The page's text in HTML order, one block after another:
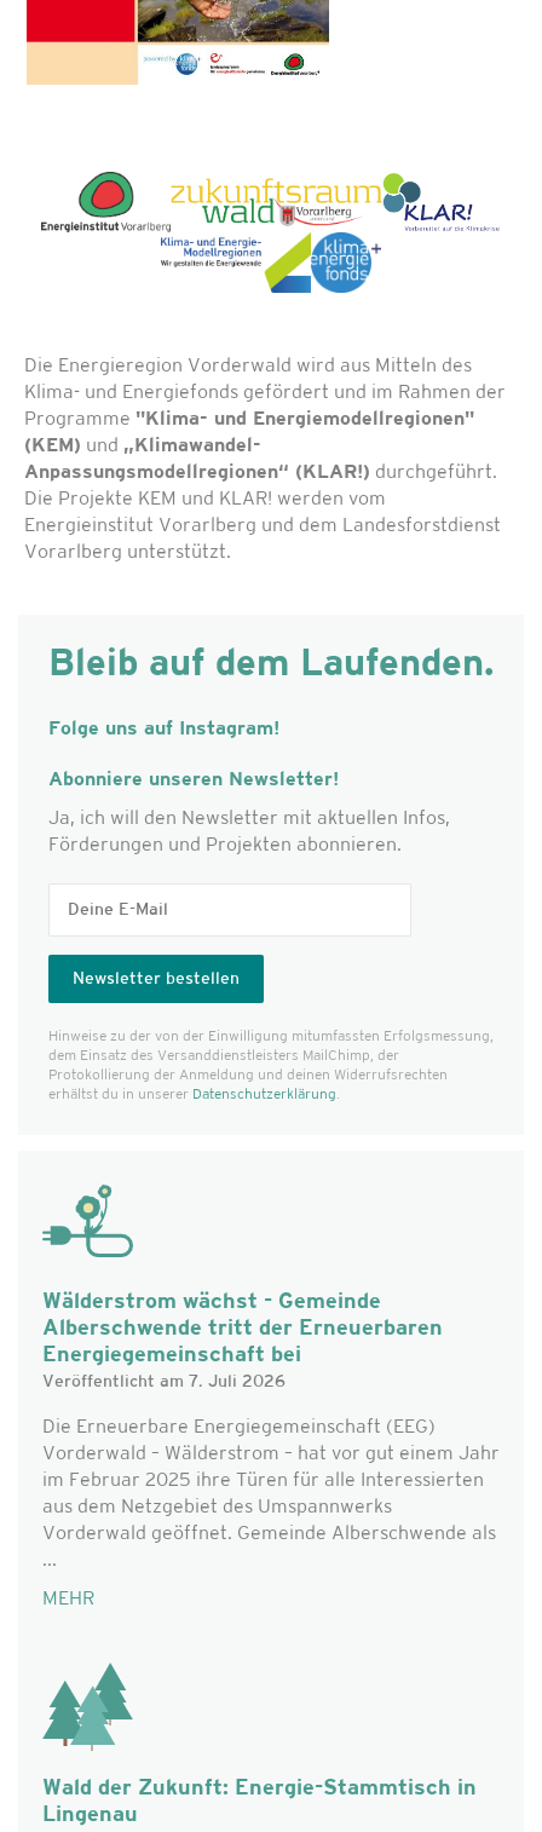
Die Energieregion Vorderwald wird aus Mitteln des
Klima- und Energiefonds gefördert und im Rahmen der
Programme "Klima- und Energiemodellregionen"
(KEM) und „Klimawandel-
Anpassungsmodellregionen“ (KLAR!) durchgeführt.
Die Projekte KEM und KLAR! werden vom
Energieinstitut Vorarlberg und dem Landesforstdienst
Vorarlberg unterstützt.
Bleib auf dem Laufenden.
Folge uns auf Instagram!
Abonniere unseren Newsletter!
Ja, ich will den Newsletter mit aktuellen Infos,
Förderungen und Projekten abonnieren.
Hinweise zu der von der Einwilligung mitumfassten Erfolgs­messung,
dem Einsatz des Versanddienst­leisters MailChimp, der
Protokollierung der Anmeldung und deinen Widerrufsrechten
erhältst du in unserer Datenschutzerklärung.
Wälderstrom wächst - Gemeinde
Alberschwende tritt der Erneuerbaren
Energiegemeinschaft bei
Veröffentlicht am 7. Juli 2026
Die Erneuerbare Energiegemeinschaft (EEG)
Vorderwald – Wälderstrom – hat vor gut einem Jahr
im Februar 2025 ihre Türen für alle Interessierten
aus dem Netzgebiet des Umspannwerks
Vorderwald geöffnet. Gemeinde Alberschwende als
...
MEHR
Wald der Zukunft: Energie-Stammtisch in
Lingenau